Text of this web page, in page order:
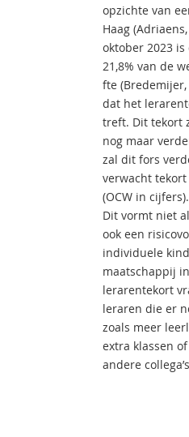
opzichte van
Haag
oktober 2023
21,8% van de
fte
dat het
treft. Dit tekort
nog maar
zal dit fors
verwacht
(OCW in cijfers).
Dit vormt niet
ook een
individuele
maatschappij
lerarentekort
leraren die er
zoals meer
extra klassen
andere